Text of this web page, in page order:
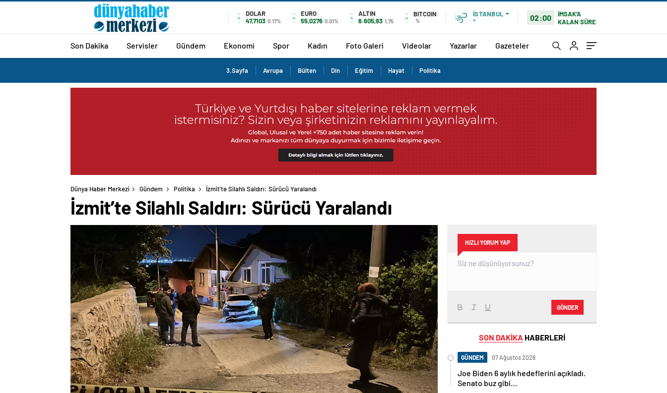
DOLAR
47,7103 0.17%
EURO
55,0276 0.01%
ALTIN
6.605,93 1,75
BITCOIN
%
İSTANBUL
°
02:00
İMSAK'A
KALAN SÜRE
Son Dakika Servisler Gündem Ekonomi Spor Kadın Foto Galeri Videolar Yazarlar Gazeteler
3.Sayfa Avrupa Bülten Din Eğitim Hayat Politika
Dünya Haber Merkezi Gündem Politika İzmit’te Silahlı Saldırı: Sürücü Yaralandı
İzmit’te Silahlı Saldırı: Sürücü Yaralandı
HIZLI YORUM YAP
GÖNDER
SON DAKİKA HABERLERİ
GÜNDEM 07 Ağustos 2026
Joe Biden 6 aylık hedeflerini açıkladı.
Senato buz gibi…